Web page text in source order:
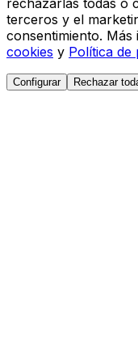
rechazarlas todas o
terceros y el
consentimiento.
cookies y Política de
Configurar Rechazar